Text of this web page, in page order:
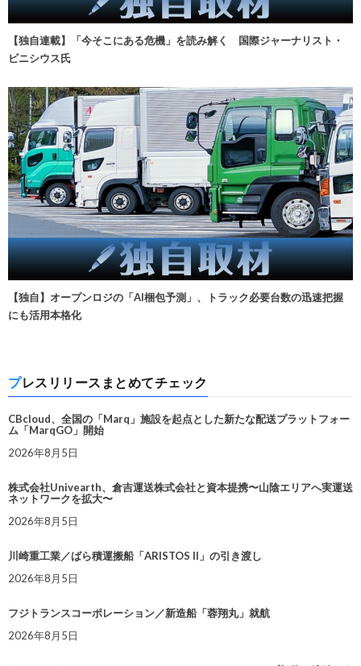
【独自連載】「今そこにある危機」を読み解く 国際ジャーナリスト・
ビニシウス氏
【独自】オープンロジの「AI梱包予測」、トラック必要台数の迅速把握
にも活用本格化
プレスリリースまとめてチェック
CBcloud、全国の「Marq」施設を起点とした新たな配送プラットフォー
ム「MarqGO」開始
2026年8月5日
株式会社Univearth、倉吉運送株式会社と資本提携〜山陰エリアへ実運送
ネットワークを拡大〜
2026年8月5日
川崎重工業／ばら積運搬船「ARISTOS II」の引き渡し
2026年8月5日
フジトランスコーポレーション／新造船「蓉翔丸」就航
2026年8月5日